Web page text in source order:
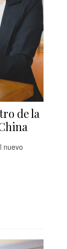
de la
nuevo